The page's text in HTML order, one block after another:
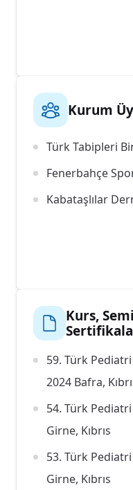
Kurum
Türk Tabipleri
Fenerbahçe
Kabataşlılar
Kurs,
59. Türk
2024 Bafra,
54. Türk
Girne, Kıbrıs
53. Türk
Girne, Kıbrıs